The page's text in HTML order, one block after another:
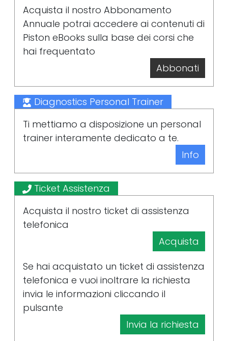
Acquista il nostro Abbonamento
Annuale potrai accedere ai contenuti di
Piston eBooks sulla base dei corsi che
hai frequentato
Abbonati
Diagnostics Personal Trainer
Ti mettiamo a disposizione un personal
trainer interamente dedicato a te.
Info
Ticket Assistenza
Acquista il nostro ticket di assistenza
telefonica
Acquista
Se hai acquistato un ticket di assistenza
telefonica e vuoi inoltrare la richiesta
invia le informazioni cliccando il
pulsante
Invia la richiesta